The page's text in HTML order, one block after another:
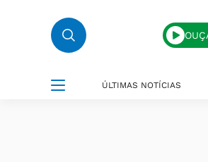
ÚLTIMAS NOTÍCIAS